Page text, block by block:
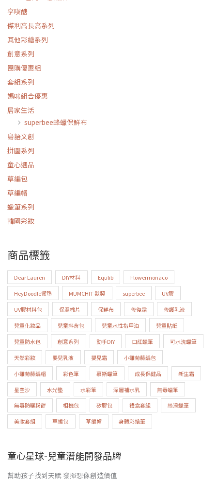
享喫醣
傑利高長高系列
其他彩繪系列
創意系列
團購優惠組
套組系列
媽咪組合優惠
居家生活
superbee蜂蠟保鮮布
島語文創
拼圖系列
童心選品
草編包
草編帽
蠟筆系列
韓國彩妝
商品標籤
Dear Lauren DIY材料 Equlib Flowermonaco
HeyDoodle餐墊 MUMCHIT 默契 superbee UV膠
UV膠材料包 保濕棉片 保鮮布 修復霜 修護乳液
兒童化妝品 兒童斜背包 兒童水性指甲油 兒童貼紙
兒童防水包 創意系列 動手DIY 口紅蠟筆 可水洗蠟筆
天然彩妝 嬰兒乳液 嬰兒霜 小雛菊藤編包
小雛菊藤編帽 彩色筆 慕斯蠟筆 成長保健品 新生霜
星空沙 水光墊 水彩筆 深層補水乳 無毒蠟筆
無毒防曬粉餅 相機包 矽膠包 禮盒套組 絲滑蠟筆
美妝套組 草編包 草編帽 身體彩繪筆
童心星球-兒童潛能開發品牌
幫助孩子找到天賦 發揮想像創造價值